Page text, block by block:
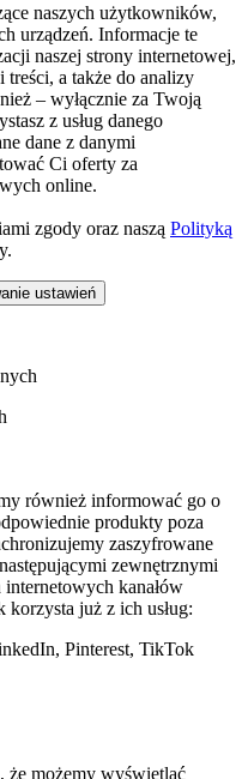
naszych użytkowników,
urządzeń. Informacje te
naszej strony internetowej,
a także do analizy
– wyłącznie za Twoją
z usług danego
dane z danymi
Ci oferty za
online.
zgody oraz naszą Polityką
ustawień
również informować go o
produkty poza
zaszyfrowane
zewnętrznymi
kanałów
już z ich usług:
Pinterest, TikTok
że możemy wyświetlać